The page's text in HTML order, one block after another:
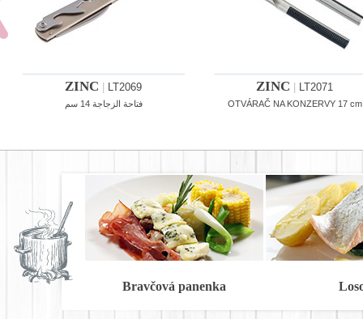
ZINC LT2069
فتاحة الزجاجة 14 سم
ZINC LT2071
OTVÁRAČ NA KONZERVY 17 cm
Bravčová panenka